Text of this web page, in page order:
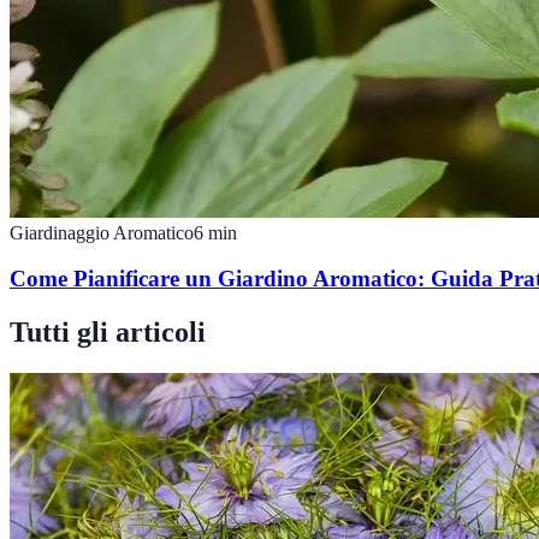
Giardinaggio Aromatico6 min
Come Pianificare un Giardino Aromatico: Guida
Tutti gli articoli